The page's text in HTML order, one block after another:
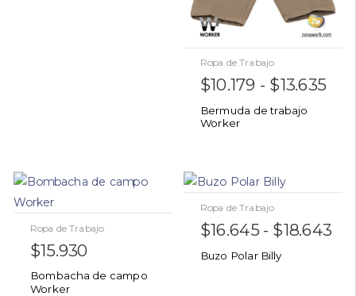
Ropa de Trabajo
$10.179 - $13.635
Bermuda de trabajo
Worker
Ropa de Trabajo
$15.930
Bombacha de campo
Worker
Ropa de Trabajo
$16.645 - $18.643
Buzo Polar Billy